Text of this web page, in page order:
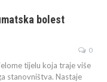
bolest
0
tijelu koja traje više
stanovništva. Nastaje